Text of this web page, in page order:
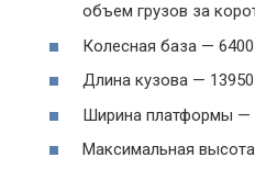
объем грузов за
Колесная база —
Длина кузова —
Ширина платформы —
Максимальная